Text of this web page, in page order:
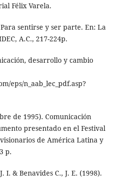
Félix Varela.
sentirse y ser parte. En: La
A.C., 217-224p.
desarrollo y cambio
eps/n_aab_lec_pdf.asp?
de 1995). Comunicación
presentado en el Festival
de América Latina y
p.
I. & Benavides C., J. E. (1998).